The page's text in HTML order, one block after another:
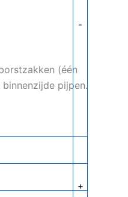
-
+
(één
pijpen.